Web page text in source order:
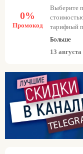
0%
Промокод
Выберите
тарифный
или Black.
бесплатно. Примеры промокодов: - goldspb3
для
для
Больше
13 августа